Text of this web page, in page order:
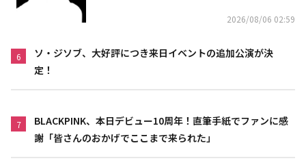
2026/08/06 02:59
6
ソ・ジソブ、大好評につき来日イベントの追加公演が決
定！
7
BLACKPINK、本日デビュー10周年！直筆手紙でファンに感
謝「皆さんのおかげでここまで来られた」